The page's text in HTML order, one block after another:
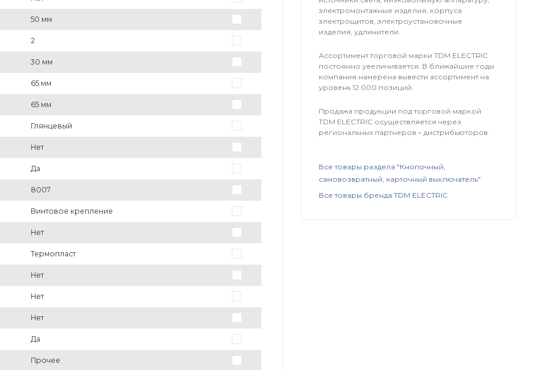
50 мм
2
30 мм
65 мм
65 мм
Глянцевый
Нет
Да
8007
Винтовое крепление
Нет
Термопласт
Нет
Нет
Нет
Да
Прочее
электромонтажные изделия, корпуса
электрощитов, электроустановочные
изделия, удлинители.
Ассортимент торговой марки TDM ЕLECTRIC
постоянно увеличивается. В ближайшие годы
компания намерена вывести ассортимент на
уровень 12 000 позиций.
Продажа продукции под торговой маркой
TDM ЕLECTRIC осуществляется через
региональных партнеров – дистрибьюторов.
Все товары раздела "Кнопочный,
самовозвратный, карточный выключатель"
Все товары бренда TDM ЕLECTRIC